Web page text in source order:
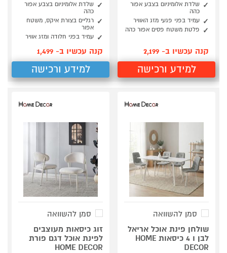
שלדת אלומיניום בצבע אפור
כהה
עמיד בפני פגעי מזג האוויר
פלטת משטח פסים אפור כהה
קנה עכשיו ב- 2,199
למידע ורכישה
שלדת אלומיניום בצבע אפור
כהה
רגליים בצורת איקס, משטח
אפור
עמיד בפני חלודה ומזג אוויר
קנה עכשיו ב- 1,499
למידע ורכישה
סמן להשוואה
שולחן פינת אוכל אריאל
לבן ו 4 כיסאות HOME
DECOR
סמן להשוואה
זוג כיסאות מעוצבים
לפינת אוכל דגם פורת
HOME DECOR